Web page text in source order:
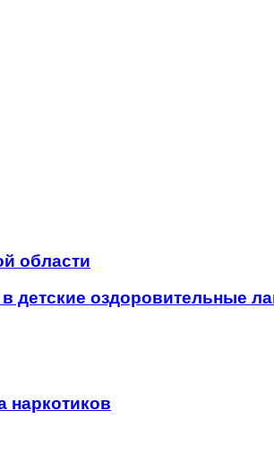
области
детские оздоровительные
наркотиков